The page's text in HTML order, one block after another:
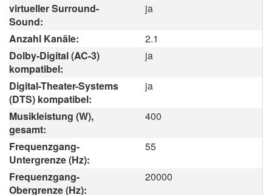
virtueller Surround-
Sound:
ja
Anzahl Kanäle:
2.1
Dolby-Digital (AC-3)
kompatibel:
ja
Digital-Theater-Systems
(DTS) kompatibel:
ja
Musikleistung (W),
gesamt:
400
Frequenzgang-
Untergrenze (Hz):
55
Frequenzgang-
Obergrenze (Hz):
20000